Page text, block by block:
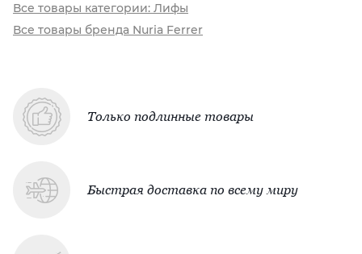
Все товары категории: Лифы
Все товары бренда Nuria Ferrer
Только подлинные товары
Быстрая доставка по всему миру